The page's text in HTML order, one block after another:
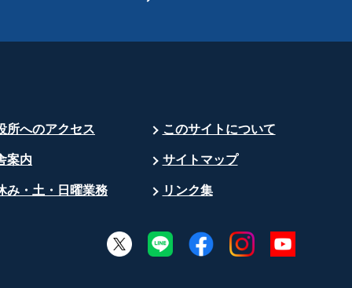
所へのアクセス このサイトについて
案内 サイトマップ
み・土・日曜業務 リンク集